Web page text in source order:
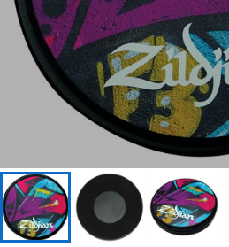
管楽器
アンプ
DTM オンライン納品